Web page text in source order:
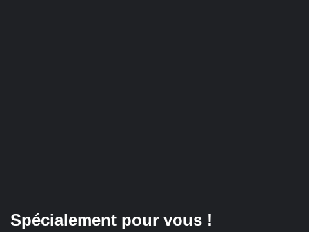
Spécialement pour vous !